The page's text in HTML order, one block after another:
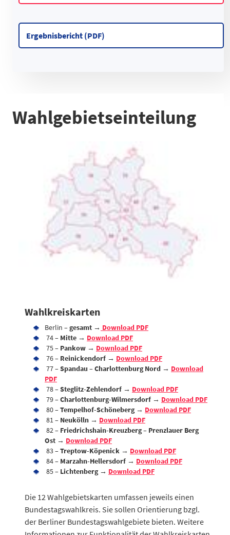
Ergebnisbericht (PDF)
Wahlgebietseinteilung
Wahlkreiskarten
Berlin –gesamt → Download PDF
74 – Mitte → Download PDF
75 – Pankow → Download PDF
76 – Reinickendorf → Download PDF
77 –Spandau – Charlottenburg Nord → Download
PDF
78 –Steglitz-Zehlendorf → Download PDF
79 –Charlottenburg-Wilmersdorf → Download PDF
80 –Tempelhof-Schöneberg→ Download PDF
81 – Neukölln → Download PDF
82 – Friedrichshain-Kreuzberg – Prenzlauer Berg
Ost → Download PDF
83 –Treptow-Köpenick → Download PDF
84 – Marzahn-Hellersdorf → Download PDF
85 – Lichtenberg → Download PDF
Die 12 Wahlgebietskarten umfassen jeweils einen
Bundestagswahlkreis. Sie sollen Orientierung bzgl.
der Berliner Bundestagswahlgebiete bieten. Weitere